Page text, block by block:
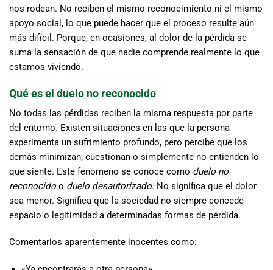
nos rodean. No reciben el mismo reconocimiento ni el mismo
apoyo social, lo que puede hacer que el proceso resulte aún
más difícil. Porque, en ocasiones, al dolor de la pérdida se
suma la sensación de que nadie comprende realmente lo que
estamos viviendo.
Qué es el duelo no reconocido
No todas las pérdidas reciben la misma respuesta por parte
del entorno. Existen situaciones en las que la persona
experimenta un sufrimiento profundo, pero percibe que los
demás minimizan, cuestionan o simplemente no entienden lo
que siente. Este fenómeno se conoce como duelo no
reconocidoo duelo desautorizado. No significa que el dolor
sea menor. Significa que la sociedad no siempre concede
espacio o legitimidad a determinadas formas de pérdida.
Comentarios aparentemente inocentes como: